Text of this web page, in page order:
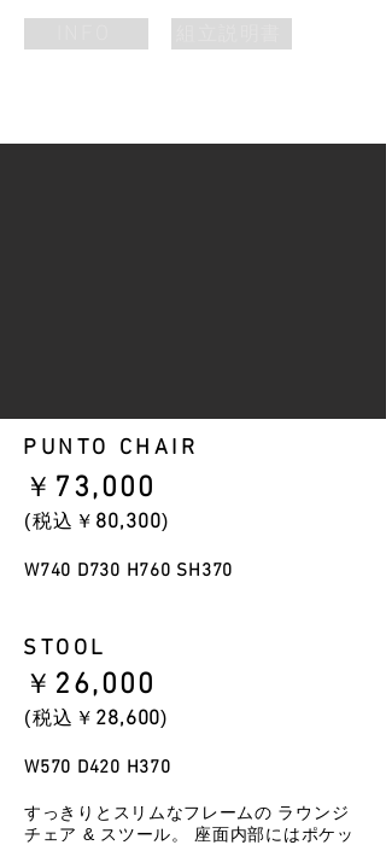
​￥ 73,000
​(税込￥ 80,300)
W740 D730 H760 SH370
PUNTO CHAIR
STOOL
​￥ 26,000
​(税込￥ 28,600)
W570 D420 H370
すっきりとスリムなフレームの ラウンジ
チェア & スツール。 座面内部にはポケッ